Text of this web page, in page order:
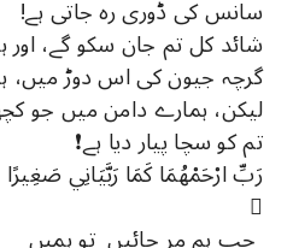
سانس کی ڈوری رہ جاتی ہے!
شائد کل تم جان سکو گے،
گرچہ جیون کی اس دوڑ میں،
لیکن، ہمارے دامن میں جو
تم کو سچا پیار دیا ہے❗
رَبِّ ارْحَمْهُمَا كَمَا رَبَّيَانِي صَغِيرًا
